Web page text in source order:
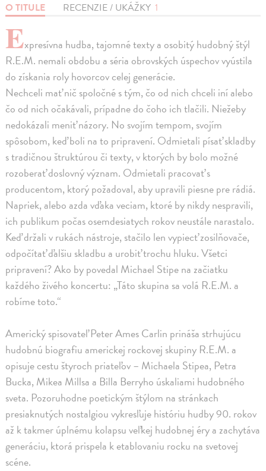
O TITULE RECENZIE / UKÁŽKY 1
Expresívna hudba, tajomné texty a osobitý hudobný štýl
R.E.M. nemali obdobu a séria obrovských úspechov vyústila
do získania roly hovorcov celej generácie.
Nechceli mať nič spoločné s tým, čo od nich chceli iní alebo
čo od nich očakávali, prípadne do čoho ich tlačili. Niežeby
nedokázali meniť názory. No svojím tempom, svojím
spôsobom, keď boli na to pripravení. Odmietali písať skladby
s tradičnou štruktúrou či texty, v ktorých by bolo možné
rozoberať doslovný význam. Odmietali pracovať s
producentom, ktorý požadoval, aby upravili piesne pre rádiá.
Napriek, alebo azda vďaka veciam, ktoré by nikdy nespravili,
ich publikum počas osemdesiatych rokov neustále narastalo.
Keď držali v rukách nástroje, stačilo len vypiecť zosilňovače,
odpočítať ďalšiu skladbu a urobiť trochu hluku. Všetci
pripravení? Ako by povedal Michael Stipe na začiatku
každého živého koncertu: „Táto skupina sa volá R.E.M. a
robíme toto.“
Americký spisovateľ Peter Ames Carlin prináša strhujúcu
hudobnú biografiu americkej rockovej skupiny R.E.M. a
opisuje cestu štyroch priateľov – Michaela Stipea, Petra
Bucka, Mikea Millsa a Billa Berryho úskaliami hudobného
sveta. Pozoruhodne poetickým štýlom na stránkach
presiaknutých nostalgiou vykresľuje históriu hudby 90. rokov
až k takmer úplnému kolapsu veľkej hudobnej éry a zachytáva
generáciu, ktorá prispela k etablovaniu rocku na svetovej
scéne.